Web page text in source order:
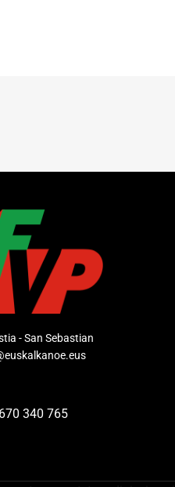
- San Sebastian
670 340 765